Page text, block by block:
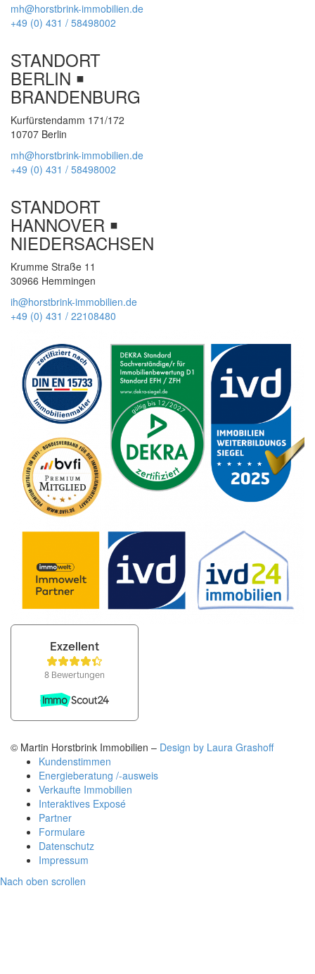
mh@horstbrink-immobilien.de
+49 (0) 431 / 58498002
STANDORT
BERLIN ￭
BRANDENBURG
Kurfürstendamm 171/172
10707 Berlin
mh@horstbrink-immobilien.de
+49 (0) 431 / 58498002
STANDORT
HANNOVER ￭
NIEDERSACHSEN
Krumme Straße 11
30966 Hemmingen
ih@horstbrink-immobilien.de
+49 (0) 431 / 22108480
© Martin Horstbrink Immobilien – Design by Laura Grashoff
Kundenstimmen
Energieberatung /-ausweis
Verkaufte Immobilien
Interaktives Exposé
Partner
Formulare
Datenschutz
Impressum
Nach oben scrollen